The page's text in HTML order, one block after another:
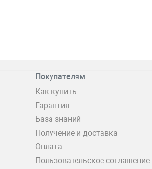
Покупателям
Как купить
Гарантия
База знаний
Получение и доставка
Оплата
Пользовательское соглашение